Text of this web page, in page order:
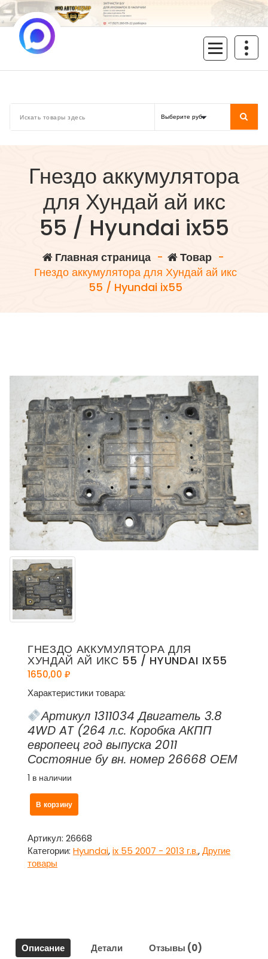
Перейти
к
содержимому
Гнездо аккумулятора
для Хундай ай икс
55 / Hyundai ix55
Главная страница- Товар-
Гнездо аккумулятора для Хундай ай икс
55 / Hyundai ix55
ГНЕЗДО АККУМУЛЯТОРА ДЛЯ
ХУНДАЙ АЙ ИКС 55 / HYUNDAI IX55
1650,00 ₽
Характеристики товара:
Артикул 1311034 Двигатель 3.8
4WD AT (264 л.с. Коробка АКПП
европеец год выпуска 2011
Состояние бу вн. номер 26668 ОЕМ
1 в наличии
Количество
товара
аккумулятора
для
Хундай
ix55
В корзину
Артикул: 26668
Категории: Hyundai,ix 55 2007 - 2013 г.в.,Другие
товары
Описание Детали Отзывы (0)